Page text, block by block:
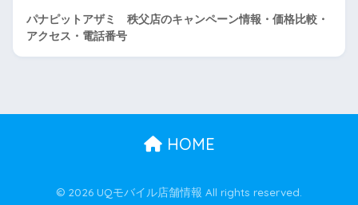
パナピットアザミ 秩父店のキャンペーン情報・価格比較・
アクセス・電話番号
HOME
© 2026 UQモバイル店舗情報 All rights reserved.